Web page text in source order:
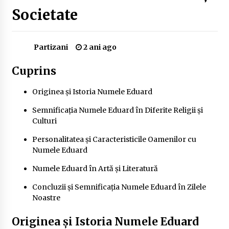
2 ani ago
Cele mai bune locuri pentru pescuitul crapului
2 ani ago
Cum să alegi firul de pescuit perfect pentru
crap: Ghid complet pentru pescari
2 ani ago
2 ani ago
Cotele Dunării: Monitorizare și Prognoze
Hidrologice prin DanubeAlert.com
Societate
Partizani 2 ani ago
Cuprins
Originea și Istoria Numele Eduard
Semnificația Numele Eduard în Diferite Religii și
Culturi
Personalitatea și Caracteristicile Oamenilor cu
Numele Eduard
Numele Eduard în Artă și Literatură
Concluzii și Semnificația Numele Eduard în Zilele
Noastre
Originea și Istoria Numele Eduard